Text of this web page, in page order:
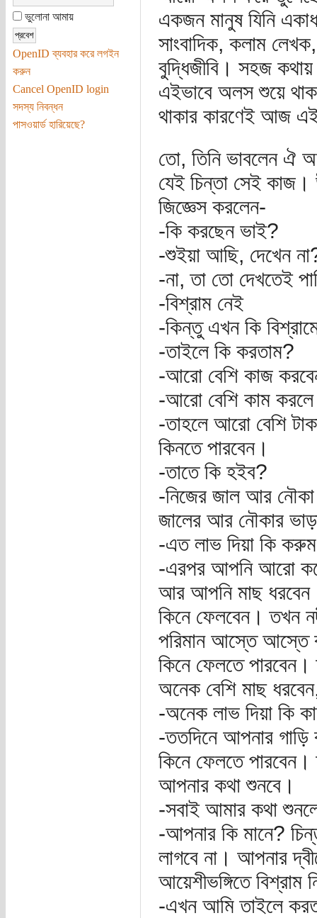
ভুলোনা আমায়
OpenID ব্যবহার করে লগইন
করুন
Cancel OpenID login
সদস্য নিবন্ধন
পাসওয়ার্ড হারিয়েছে?
একজন মানুষ যিনি
সাংবাদিক, কলাম
বুদ্ধিজীবি। সহজ
এইভাবে অলস শুয়ে
থাকার কারণেই আজ এই
তো, তিনি ভাবলেন ঐ
যেই চিন্তা সেই কাজ।
জিজ্ঞেস করলেন-
-কি করছেন ভাই?
-শুইয়া আছি, দেখেন
-না, তা তো দেখতেই
-বিশ্রাম নেই
-কিন্তু এখন কি
-তাইলে কি করতাম?
-আরো বেশি কাজ
-আরো বেশি কাম
-তাহলে আরো বেশি
কিনতে পারবেন।
-তাতে কি হইব?
-নিজের জাল আর
জালের আর নৌকার
-এত লাভ দিয়া কি
-এরপর আপনি আরো
আর আপনি মাছ
কিনে ফেলবেন। তখন
পরিমান আস্তে আস্তে
কিনে ফেলতে
অনেক বেশি মাছ
-অনেক লাভ দিয়া কি
-ততদিনে আপনার গাড়ি
কিনে ফেলতে
আপনার কথা শুনবে।
-সবাই আমার কথা
-আপনার কি মানে?
লাগবে না। আপনার
আয়েশীভঙ্গিতে বিশ্রাম
-এখন আমি তাইলে